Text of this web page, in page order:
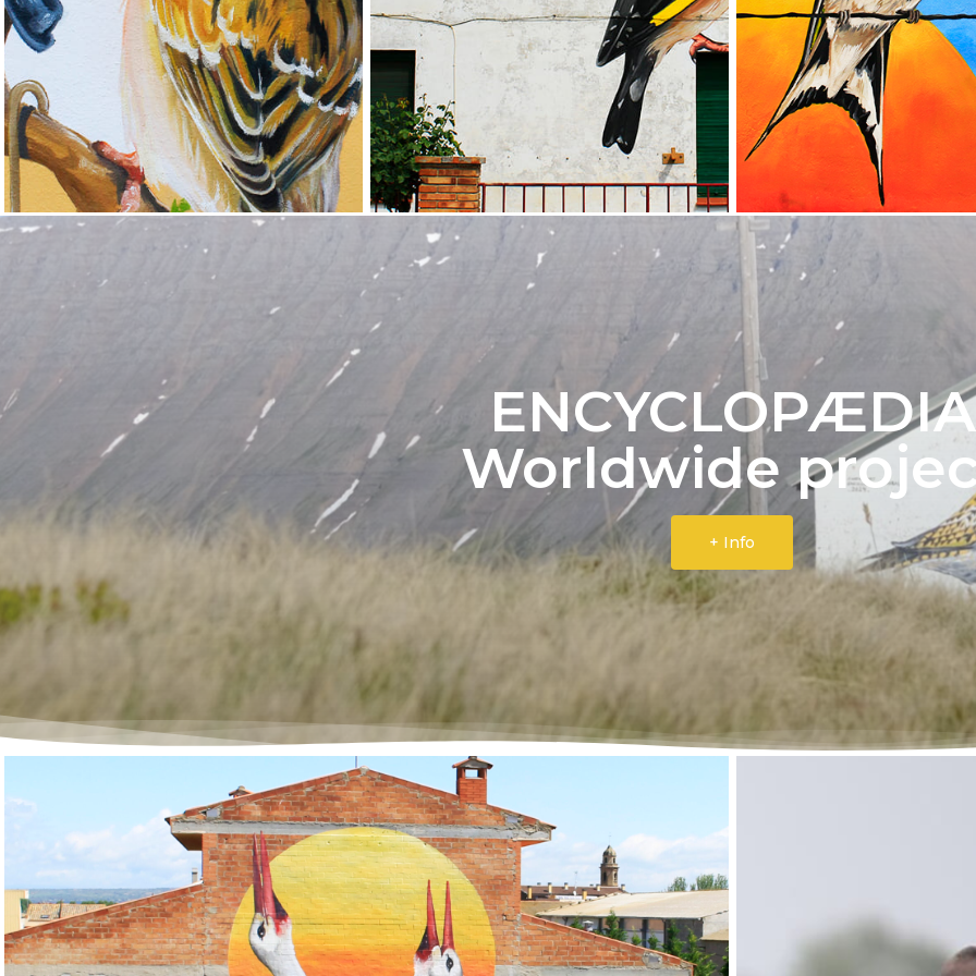
ENCYCLOPÆDIA
Worldwide
+ Info